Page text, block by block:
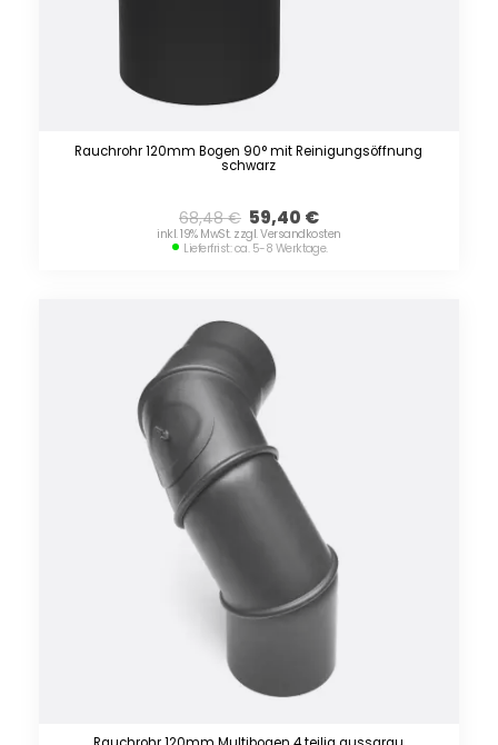
Rauchrohr 120mm Bogen 90° mit Reinigungsöffnung
schwarz
68,48€ 59,40 €
inkl. 19% MwSt. zzgl. Versandkosten
Lieferfrist: ca. 5-8 Werktage.